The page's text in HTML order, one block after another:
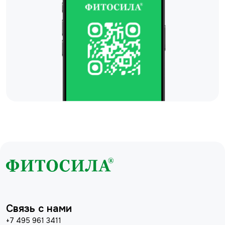
Связь с нами
+7 495 961 3411